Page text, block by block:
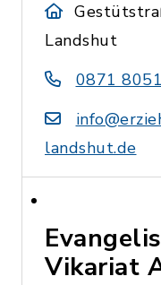
Landshut
0871
landshut.de
Vikariat